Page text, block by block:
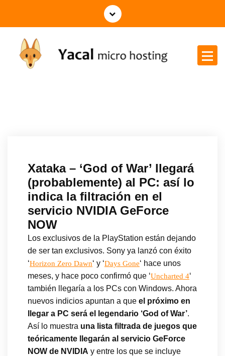
Xataka – ‘God of War’ llegará
(probablemente) al PC: así lo
indica la filtración en el
servicio NVIDIA GeForce
NOW
Los exclusivos de la PlayStation están dejando
de ser tan exclusivos. Sony ya lanzó con éxito
‘Horizon Zero Dawn‘ y ‘Days Gone‘ hace unos
meses, y hace poco confirmó que ‘Uncharted 4‘
también llegaría a los PCs con Windows. Ahora
nuevos indicios apuntan a que el próximo en
llegar a PC será el legendario ‘God of War’.
Así lo muestra una lista filtrada de juegos que
teóricamente llegarán al servicio GeForce
NOW de NVIDIA y entre los que se incluye